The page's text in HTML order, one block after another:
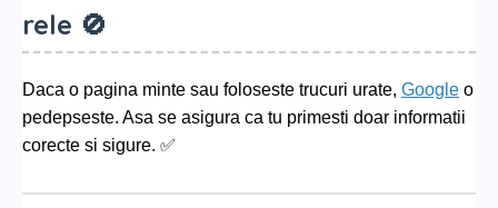
rele 🚫
Daca o pagina minte sau foloseste trucuri urate, Google o
pedepseste. Asa se asigura ca tu primesti doar informatii
corecte si sigure. ✅